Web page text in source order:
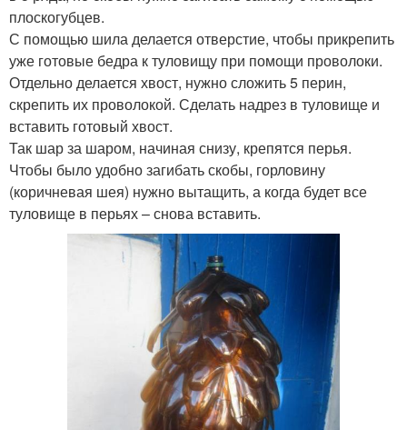
плоскогубцев.
С помощью шила делается отверстие, чтобы прикрепить
уже готовые бедра к туловищу при помощи проволоки.
Отдельно делается хвост, нужно сложить 5 перин,
скрепить их проволокой. Сделать надрез в туловище и
вставить готовый хвост.
Так шар за шаром, начиная снизу, крепятся перья.
Чтобы было удобно загибать скобы, горловину
(коричневая шея) нужно вытащить, а когда будет все
туловище в перьях – снова вставить.